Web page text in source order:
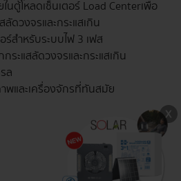
โหลดเซ็นเตอร์ Load Center เพื่อ
ดวงจรและกระแสเกิน
ร์สำหรับระบบไฟ 3 เฟส
ะแสลัดวงจรและกระแสเกิน
ล
และเครื่องจักรที่ทันสมัย